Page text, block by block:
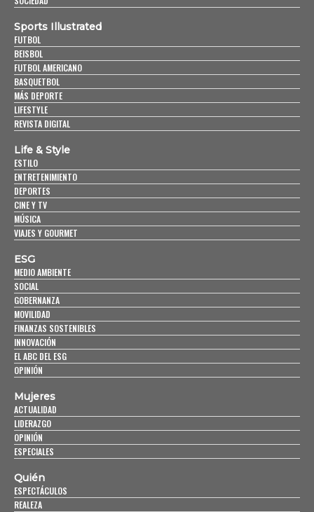
Sports Illustrated
FUTBOL
BEISBOL
FUTBOL AMERICANO
BASQUETBOL
MÁS DEPORTE
LIFESTYLE
REVISTA DIGITAL
Life & Style
ESTILO
ENTRETENIMIENTO
DEPORTES
CINE Y TV
MÚSICA
VIAJES Y GOURMET
ESG
MEDIO AMBIENTE
SOCIAL
GOBERNANZA
MOVILIDAD
FINANZAS SOSTENIBLES
INNOVACIÓN
EL ABC DEL ESG
OPINIÓN
Mujeres
ACTUALIDAD
LIDERAZGO
OPINIÓN
ESPECIALES
Quién
ESPECTÁCULOS
REALEZA